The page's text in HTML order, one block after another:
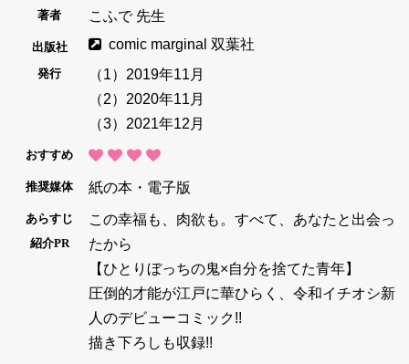
著者 こふで 先生
出版社 comic marginal 双葉社
発行
（1）2019年11月
（2）2020年11月
（3）2021年12月
おすすめ
推奨媒体 紙の本・電子版
あらすじ
紹介PR
この幸福も、肉欲も。すべて、あなたと出会っ
たから
【ひとりぼっちの鬼×自分を捨てた青年】
圧倒的才能が江戸に華ひらく、令和イチオシ新
人のデビューコミック!!
描き下ろしも収録!!